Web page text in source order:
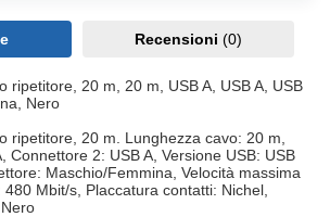
Recensioni (0)
ripetitore, 20 m, 20 m, USB A, USB A, USB
Nero
ripetitore, 20 m. Lunghezza cavo: 20 m,
Connettore 2: USB A, Versione USB: USB
Maschio/Femmina, Velocità massima
Mbit/s, Placcatura contatti: Nichel,